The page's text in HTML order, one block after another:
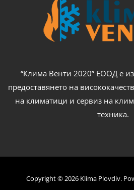
“Клима Венти 2020” ЕООД е
предоставянето на
на климатици и сервиз на
техника.
Copyright © 2026 Klima Plovdiv.